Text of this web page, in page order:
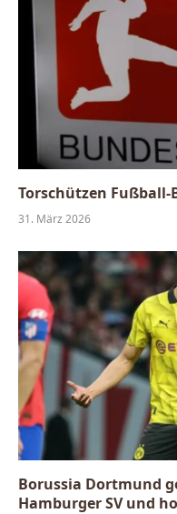
Torschützen Fußball-
31. März 2026
Borussia Dortmund
Hamburger SV und